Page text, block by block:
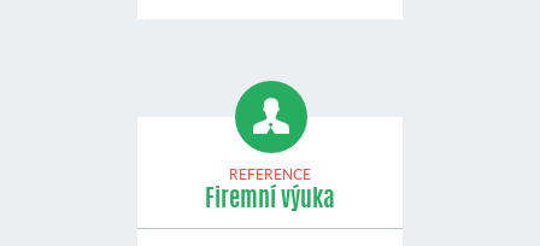
REFERENCE
Firemní výuka